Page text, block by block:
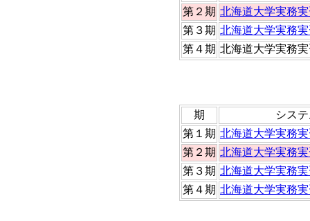
第２期 北海道大学実務
第３期 北海道大学実務
第４期 北海道大学実務
期
シス
第１期 北海道大学実務
第２期 北海道大学実務
第３期 北海道大学実務
第４期 北海道大学実務